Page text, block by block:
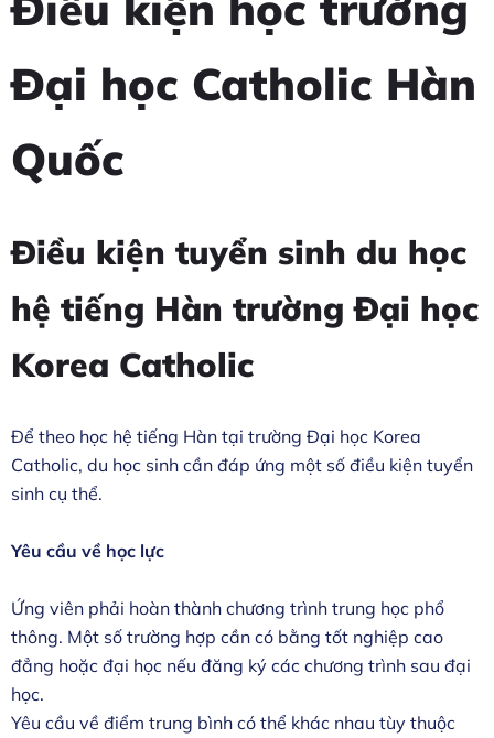
Đại học Catholic Hàn
Quốc
Điều kiện tuyển sinh du học
hệ tiếng Hàn trường Đại học
Korea Catholic
Để theo học hệ tiếng Hàn tại trường Đại học Korea
Catholic, du học sinh cần đáp ứng một số điều kiện tuyển
sinh cụ thể.
Yêu cầu về học lực
Ứng viên phải hoàn thành chương trình trung học phổ
thông. Một số trường hợp cần có bằng tốt nghiệp cao
đẳng hoặc đại học nếu đăng ký các chương trình sau đại
học.
Yêu cầu về điểm trung bình có thể khác nhau tùy thuộc